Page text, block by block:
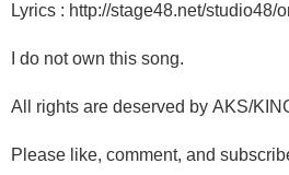
Lyrics : http://stage48.net/studio48/
I do not own this song.
All rights are deserved by AKS/
Please like, comment, and